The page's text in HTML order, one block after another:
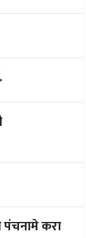
पंचनामे करा